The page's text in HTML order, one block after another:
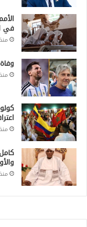
في
منذ 10 ساعات
منذ 13 ساعة
منذ 14 ساعة
منذ 22 ساعة